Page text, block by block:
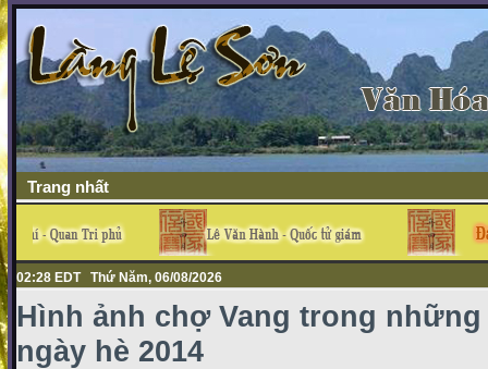
Trang nhất
02:29 EDT Thứ Năm, 06/08/2026
Hình ảnh chợ Vang trong những
ngày hè 2014